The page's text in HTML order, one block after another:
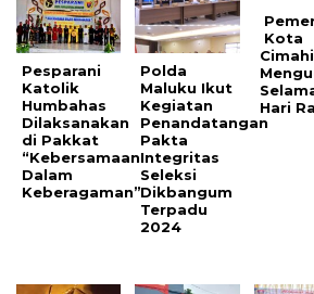
Pesparani
Katolik
Humbahas
Dilaksanakan
di Pakkat
“Kebersamaan
Dalam
Keberagaman”
Polda
Maluku Ikut
Kegiatan
Penandatangan
Pakta
Integritas
Seleksi
Dikbangum
Terpadu
2024
Kota
Cimahi
Hari